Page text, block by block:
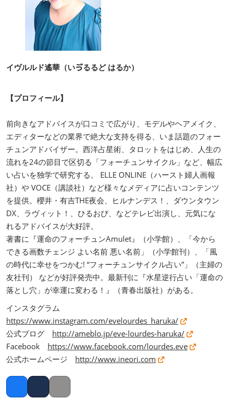
イヴルルド遙華（いゔるるど はるか）
【プロフィール】
前向きなアドバイスが口コミで広がり、モデルやヘアメイク、
エディターなどの業界で絶大な支持を得る、いま話題のフォー
チュンアドバイザー。西洋占星術、タロットをはじめ、人生の
流れを24の節目で区切る「フォーチュンサイクル」など、幅広
い占いを独学で研究する。 ELLE ONLINE（ハースト婦人画報
社）や VOCE（講談社）など様々なメディアに占いコンテンツ
を提供。櫻井・有吉THE夜会、ヒルナンデス！、ダウンタウン
DX、ラヴィット！、ひるおび、などテレビ出演し、元気にな
れるアドバイスが大好評。
著書に『運命のフォーチュンAmulet』（小学館）、「今から
できる画数チェンジ よい名前 悪い名前」（小学館刊）、「風
の時代に幸せをつかむ! “フォーチュンサイクル占い”」（主婦の
友社刊） などが好評発売中。最新刊に『水星逆行占い「運命の
落とし穴」が幸運に変わる！』（青春出版社）がある。
インスタグラム
https://www.instagram.com/evelourdes_haruka/
公式ブログ http://ameblo.jp/eve-lourdes-haruka/
Facebook https://www.facebook.com/lourdes.eve
公式ホームページ http://www.ineori.com
FacebookTwitterCopy link